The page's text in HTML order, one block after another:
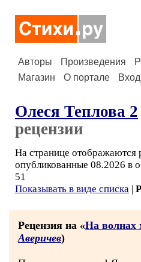
Авторы Произведения
Магазин
О портале
Олеся Теплова 2
рецензии
На странице отображаются
опубликованные 08.2026 в
51
Показывать в виде списка |
Рецензия на «На волнах
Аверичев)